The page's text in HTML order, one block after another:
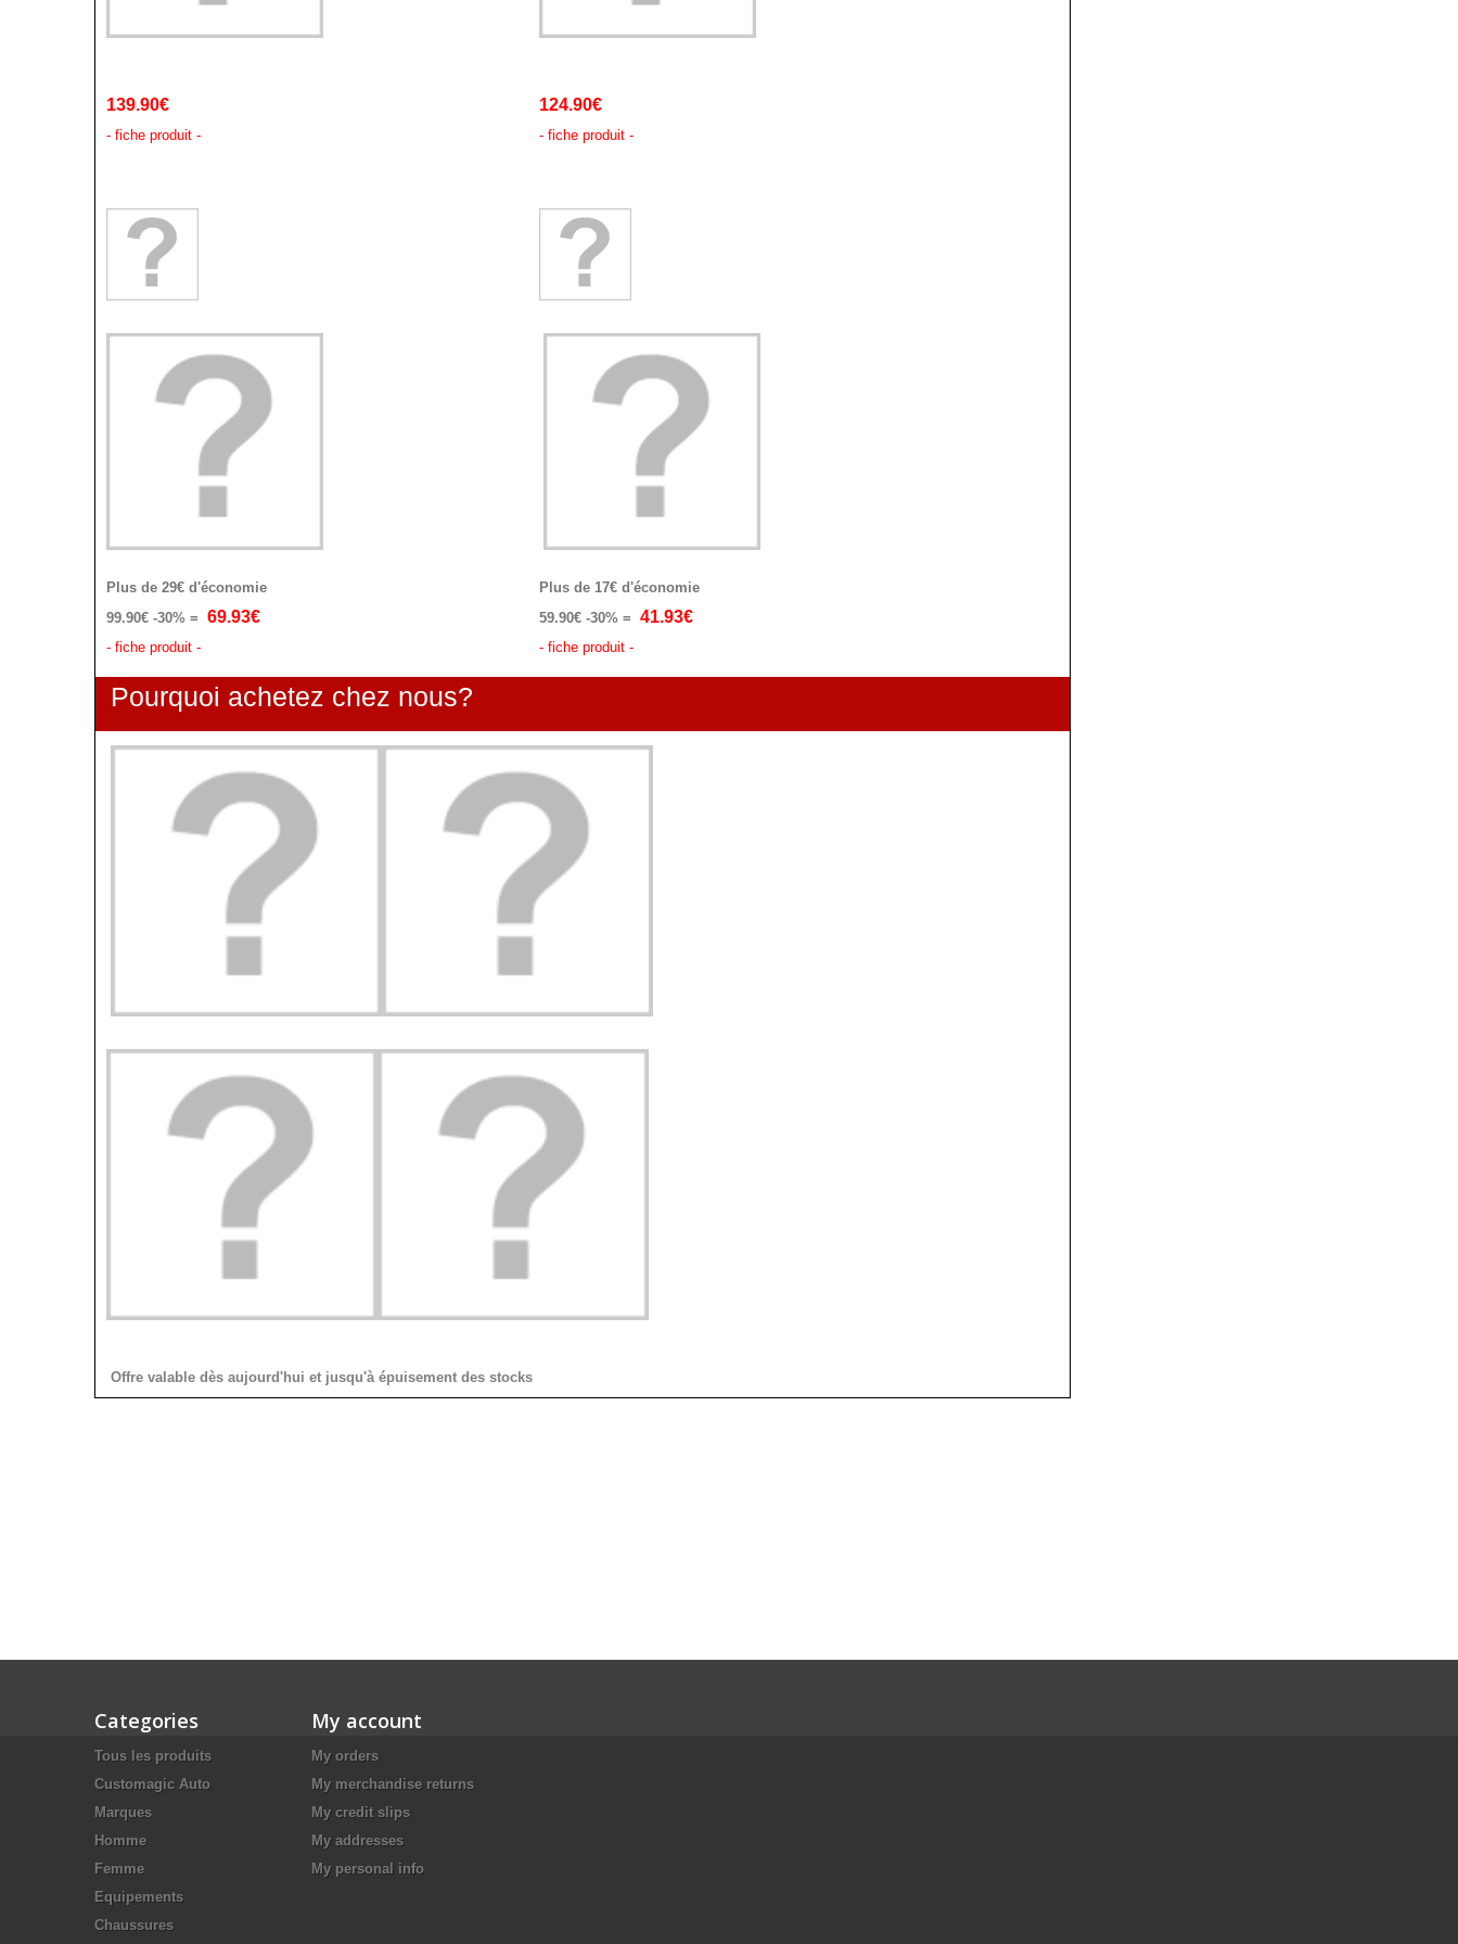
139.90€
- fiche produit -
124.90€
- fiche produit -
Plus de 29€ d'économie
99.90€ -30% = 69.93€
- fiche produit -
Plus de 17€ d'économie
59.90€ -30% = 41.93€
- fiche produit -
Pourquoi achetez chez nous?
Offre valable dès aujourd'hui et jusqu'à épuisement des stocks
Categories
Tous les produits
Customagic Auto
Marques
Homme
Femme
Equipements
Chaussures
My account
My orders
My merchandise returns
My credit slips
My addresses
My personal info